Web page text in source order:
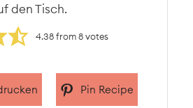
den Tisch.
4.38from8votes
Pin Recipe